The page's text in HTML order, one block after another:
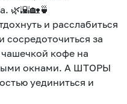
🌿🌇🏡🍵
и расслабиться
сосредоточиться за
чашечкой кофе на
окнами. А ШТОРЫ
уединиться и